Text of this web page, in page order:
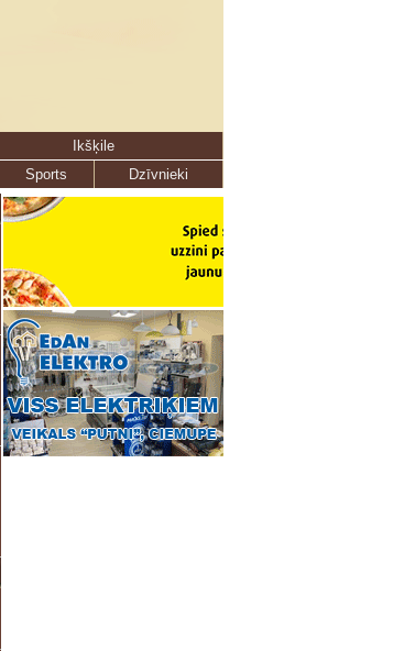
Ikšķile
Sports
Dzīvnieki